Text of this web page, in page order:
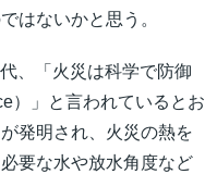
はないかと思う。
、「火災は科学で防御
）」と言われているとお
発明され、火災の熱を
要な水や放水角度など